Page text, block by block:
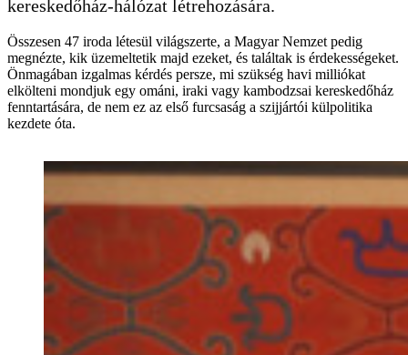
kereskedőház-hálózat létrehozására.
Összesen 47 iroda létesül világszerte, a Magyar Nemzet pedig
megnézte, kik üzemeltetik majd ezeket, és találtak is érdekességeket.
Önmagában izgalmas kérdés persze, mi szükség havi milliókat
elkölteni mondjuk egy ománi, iraki vagy kambodzsai kereskedőház
fenntartására, de nem ez az első furcsaság a szijjártói külpolitika
kezdete óta.